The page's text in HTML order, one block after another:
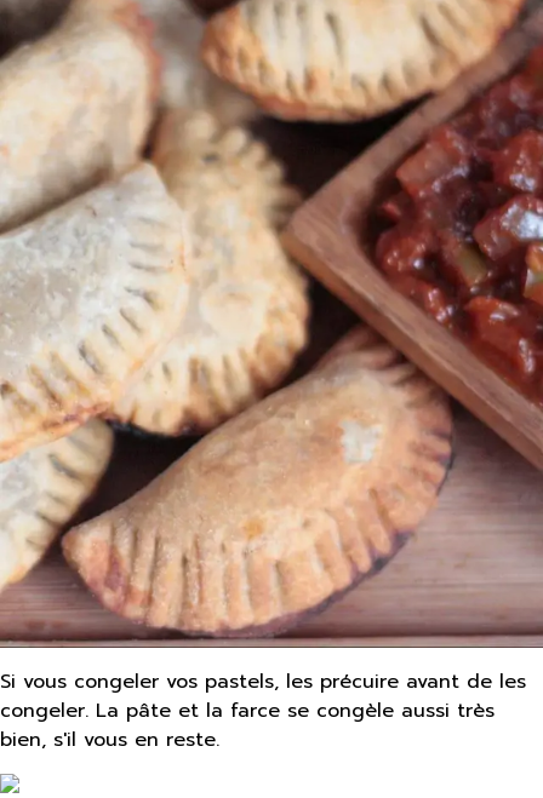
Si vous congeler vos pastels, les précuire avant de les
congeler. La pâte et la farce se congèle aussi très
bien, s'il vous en reste.